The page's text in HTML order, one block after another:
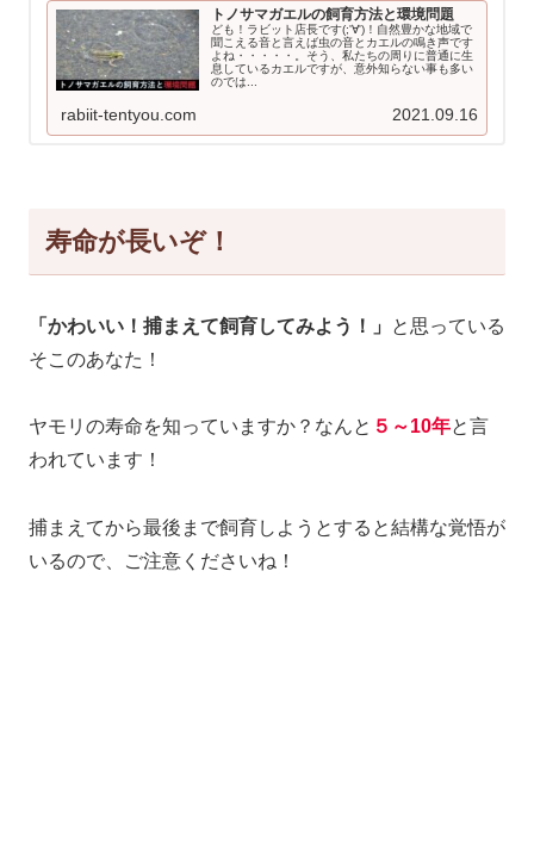
トノサマガエルの飼育方法と環境問題
ども！ラビット店長です(;'∀')！自然豊かな地域で
聞こえる音と言えば虫の音とカエルの鳴き声です
よね・・・・・。そう、私たちの周りに普通に生
息しているカエルですが、意外知らない事も多い
のでは...
rabiit-tentyou.com 2021.09.16
寿命が長いぞ！
「かわいい！捕まえて飼育してみよう！」
と思っている
そこのあなた！
ヤモリの寿命を知っていますか？なんと ５～10年と言
われています！
捕まえてから最後まで飼育しようとすると結構な覚悟が
いるので、ご注意くださいね！